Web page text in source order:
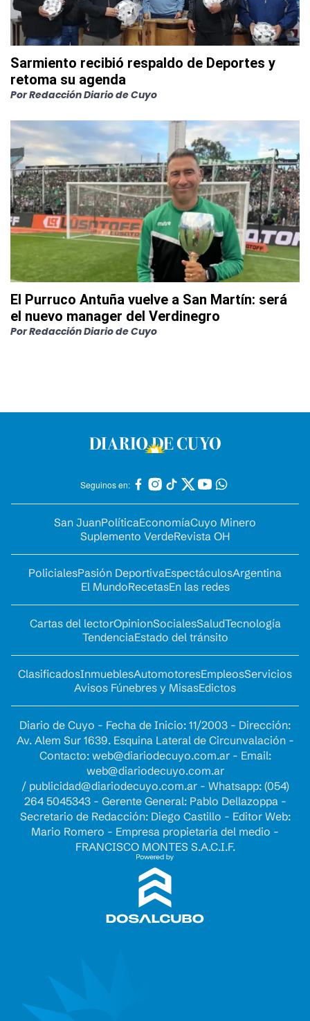
Sarmiento recibió respaldo de Deportes y
retoma su agenda
PorRedacción Diario de Cuyo
El Purruco Antuña vuelve a San Martín: será
el nuevo manager del Verdinegro
PorRedacción Diario de Cuyo
Seguinos en:
San JuanPolíticaEconomíaCuyo Minero
Suplemento VerdeRevista OH
PolicialesPasión DeportivaEspectáculosArgentina
El MundoRecetasEn las redes
Cartas del lectorOpinionSocialesSaludTecnología
TendenciaEstado del tránsito
ClasificadosInmueblesAutomotoresEmpleosServicios
Avisos Fúnebres y MisasEdictos
Diario de Cuyo - Fecha de Inicio: 11/2003 - Dirección:
Av. Alem Sur 1639. Esquina Lateral de Circunvalación -
Contacto: web@diariodecuyo.com.ar- Email:
web@diariodecuyo.com.ar
/ publicidad@diariodecuyo.com.ar- Whatsapp: (054)
264 5045343 - Gerente General: Pablo Dellazoppa -
Secretario de Redacción: Diego Castillo - Editor Web:
Mario Romero - Empresa propietaria del medio -
FRANCISCO MONTES S.A.C.I.F.